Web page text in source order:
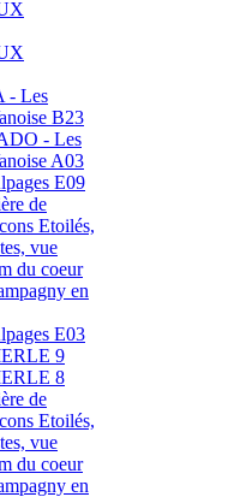
- Les
B23
- Les
A03
E09
de
Etoilés,
vue
du coeur
en
E03
9
8
de
Etoilés,
vue
du coeur
en